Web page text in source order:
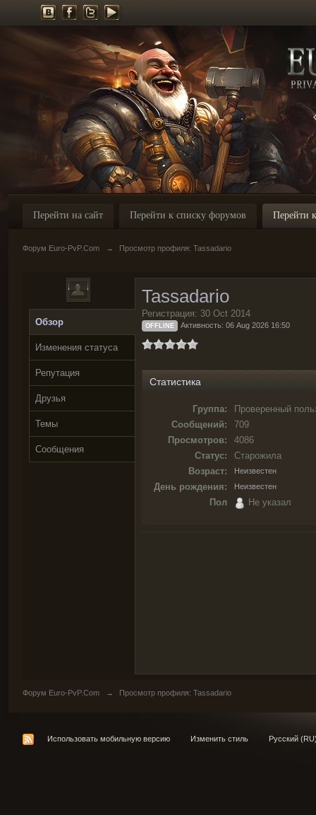
Перейти на сайт Перейти к списку форумов Перейти
Форум Euro-PvP.Com → Просмотр профиля: Tassadario
Обзор
Изменения статуса
Репутация
Друзья
Темы
Сообщения
Tassadario
Регистрация: 30 Oct 2014
OFFLINE Активность: 06 Aug 2026 16:50
Статистика
Группа:
Проверенный
Сообщений:
709
Просмотров:
4086
Статус:
Старожила
Возраст:
Неизвестен
День рождения: Неизвестен
Пол Не указал
Форум Euro-PvP.Com → Просмотр профиля: Tassadario
Использовать мобильную версию Изменить стиль Русский